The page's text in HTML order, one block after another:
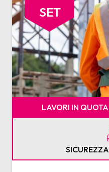
SET
LAVORI IN